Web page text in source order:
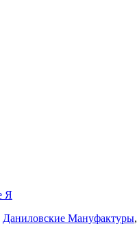
Даниловские Мануфактуры,